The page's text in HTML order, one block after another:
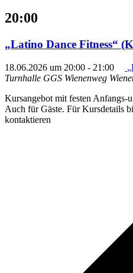
20:00
„Latino Dance Fitness“
18.06.2026 um 20:00 - 21:00
Turnhalle GGS Wienenweg
Kursangebot mit festen
Auch für Gäste. Für Kursdetails
kontaktieren